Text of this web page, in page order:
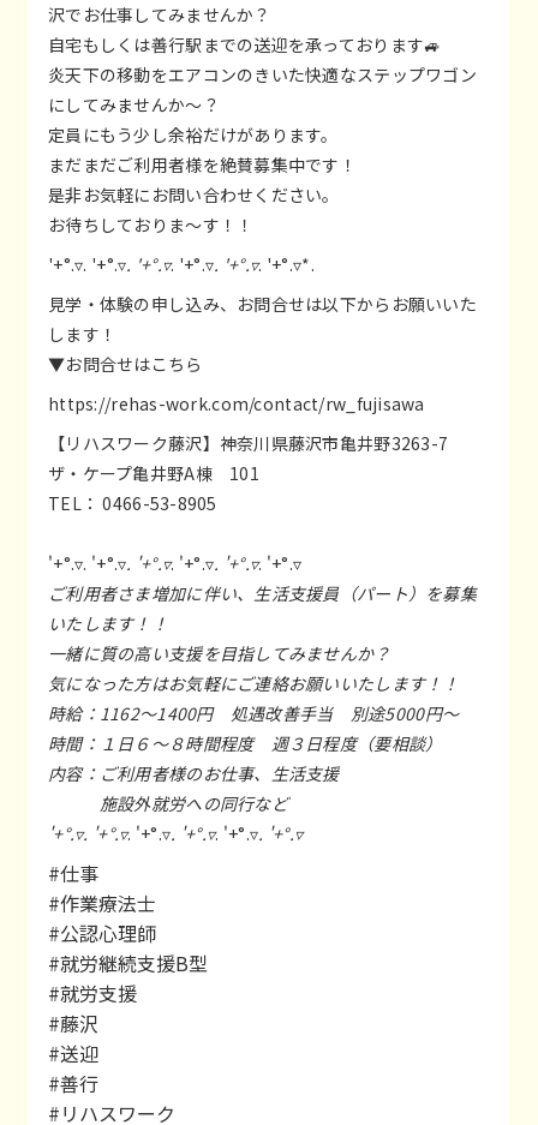
沢でお仕事してみませんか？
自宅もしくは善行駅までの送迎を承っております🚙
炎天下の移動をエアコンのきいた快適なステップワゴン
にしてみませんか～？
定員にもう少し余裕だけがあります。
まだまだご利用者様を絶賛募集中です！
是非お気軽にお問い合わせください。
お待ちしておりま～す！！
'+°.▿. '+°.▿. '+°.▿. '+°.▿. '+°.▿. '+°.▿*.
見学・体験の申し込み、お問合せは以下からお願いいた
します！
▼お問合せはこちら
https://rehas-work.com/contact/rw_fujisawa
【リハスワーク藤沢】神奈川県藤沢市亀井野3263-7
ザ・ケープ亀井野A棟 101
TEL： 0466-53-8905
'+°.▿. '+°.▿. '+°.▿. '+°.▿. '+°.▿. '+°.▿
ご利用者さま増加に伴い、生活支援員（パート）を募集
いたします！！
一緒に質の高い支援を目指してみませんか？
気になった方はお気軽にご連絡お願いいたします！！
時給：1162～1400円 処遇改善手当 別途5000円～
時間：１日６～８時間程度 週３日程度（要相談）
内容：ご利用者様のお仕事、生活支援
施設外就労への同行など
'+°.▿. '+°.▿. '+°.▿. '+°.▿. '+°.▿. '+°.▿
#仕事
#作業療法士
#公認心理師
#就労継続支援B型
#就労支援
#藤沢
#送迎
#善行
#リハスワーク